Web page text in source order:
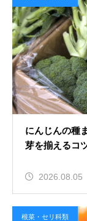
にんじんの種
芽を揃えるコ
2026.08.05
根菜・セリ科類